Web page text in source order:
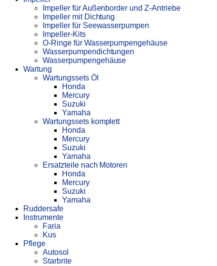
Impeller für Außenborder und Z-Antriebe
Impeller mit Dichtung
Impeller für Seewasserpumpen
Impeller-Kits
O-Ringe für Wasserpumpengehäuse
Wasserpumpendichtungen
Wasserpumpengehäuse
Wartung
Wartungssets Öl
Honda
Mercury
Suzuki
Yamaha
Wartungssets komplett
Honda
Mercury
Suzuki
Yamaha
Ersatzteile nach Motoren
Honda
Mercury
Suzuki
Yamaha
Ruddersafe
Instrumente
Faria
Kus
Pflege
Autosol
Starbrite